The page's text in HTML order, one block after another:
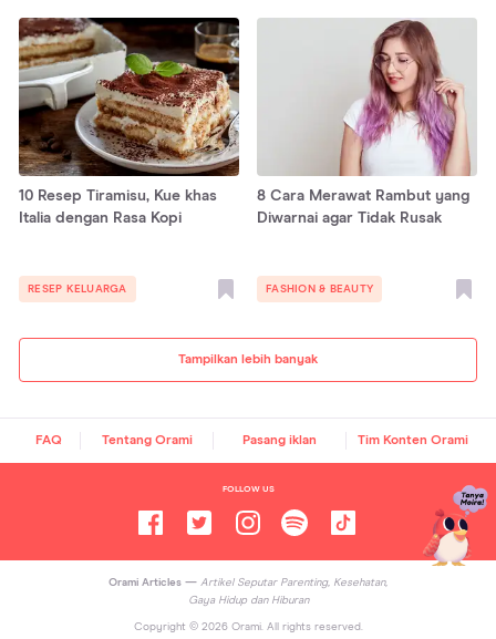
Tampilkan lebih banyak
10 Resep Tiramisu, Kue khas
Italia dengan Rasa Kopi
RESEP KELUARGA
8 Cara Merawat Rambut yang
Diwarnai agar Tidak Rusak
FASHION & BEAUTY
FAQ Tentang Orami Pasang iklan Tim Konten Orami
FOLLOW US
Orami Articles — Artikel Seputar Parenting, Kesehatan,
Gaya Hidup dan Hiburan
Copyright © 2026Orami. All rights reserved.